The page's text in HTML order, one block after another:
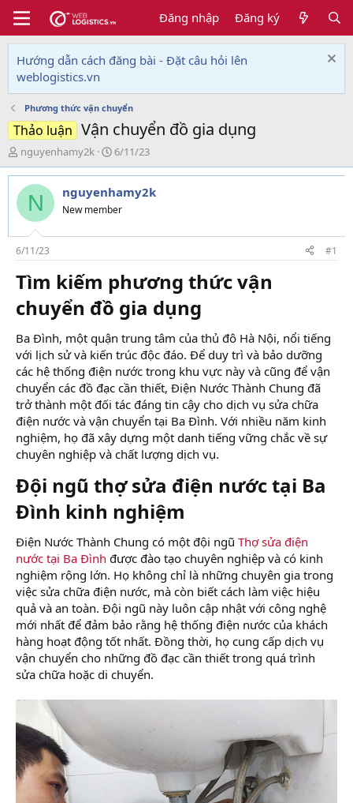
Đăng nhập Đăng ký
Hướng dẫn cách đăng bài - Đặt câu hỏi lên
weblogistics.vn
Phương thức vận chuyển
Thảo luận Vận chuyển đồ gia dụng
T
h
r
e
d
s
t
a
r
t
e
nguyenhamy2k
N
g
à
y
g
i
6/11/23
N nguyenhamy2k
New member
6/11/23 #1
Tìm kiếm phương thức vận
chuyển đồ gia dụng​
Ba Đình, một quận trung tâm của thủ đô Hà Nội, nổi tiếng
với lịch sử và kiến trúc độc đáo. Để duy trì và bảo dưỡng
các hệ thống điện nước trong khu vực này và cũng để vận
chuyển các đồ đạc cần thiết, Điện Nước Thành Chung đã
trở thành một đối tác đáng tin cậy cho dịch vụ sửa chữa
điện nước và vận chuyển tại Ba Đình. Với nhiều năm kinh
nghiệm, họ đã xây dựng một danh tiếng vững chắc về sự
chuyên nghiệp và chất lượng dịch vụ.
Đội ngũ thợ sửa điện nước tại Ba
Đình kinh nghiệm​
Điện Nước Thành Chung có một đội ngũ Thợ sửa điện
nước tại Ba Đình được đào tạo chuyên nghiệp và có kinh
nghiệm rộng lớn. Họ không chỉ là những chuyên gia trong
việc sửa chữa điện nước, mà còn biết cách làm việc hiệu
quả và an toàn. Đội ngũ này luôn cập nhật với công nghệ
mới nhất để đảm bảo rằng hệ thống điện nước của khách
hàng hoạt động tốt nhất. Đồng thời, họ cung cấp dịch vụ
vận chuyển cho những đồ đạc cần thiết trong quá trình
sửa chữa hoặc di chuyển.